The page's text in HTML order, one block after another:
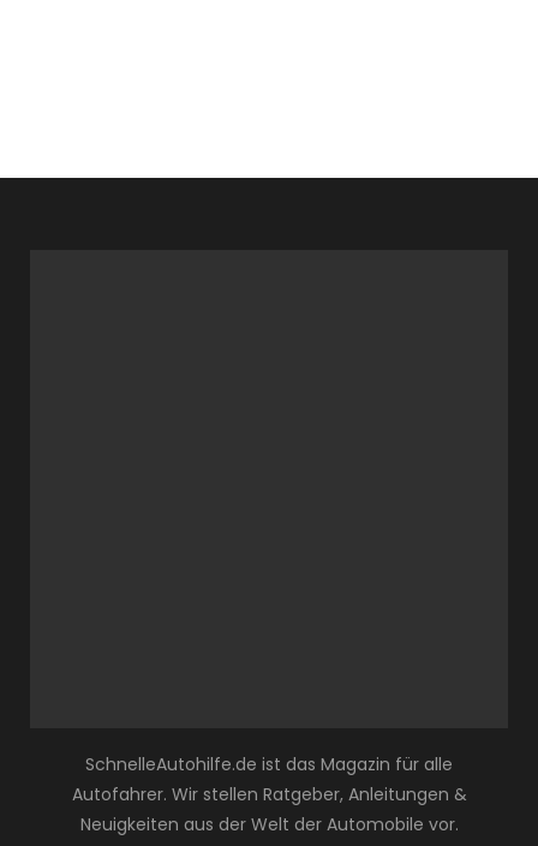
SchnelleAutohilfe.de ist das Magazin für alle
Autofahrer. Wir stellen Ratgeber, Anleitungen &
Neuigkeiten aus der Welt der Automobile vor.